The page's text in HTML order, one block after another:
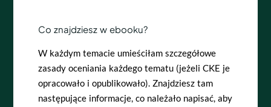
Co znajdziesz w ebooku?
W każdym temacie umieściłam szczegółowe
zasady oceniania każdego tematu (jeżeli CKE je
opracowało i opublikowało). Znajdziesz tam
następujące informacje, co należało napisać, aby